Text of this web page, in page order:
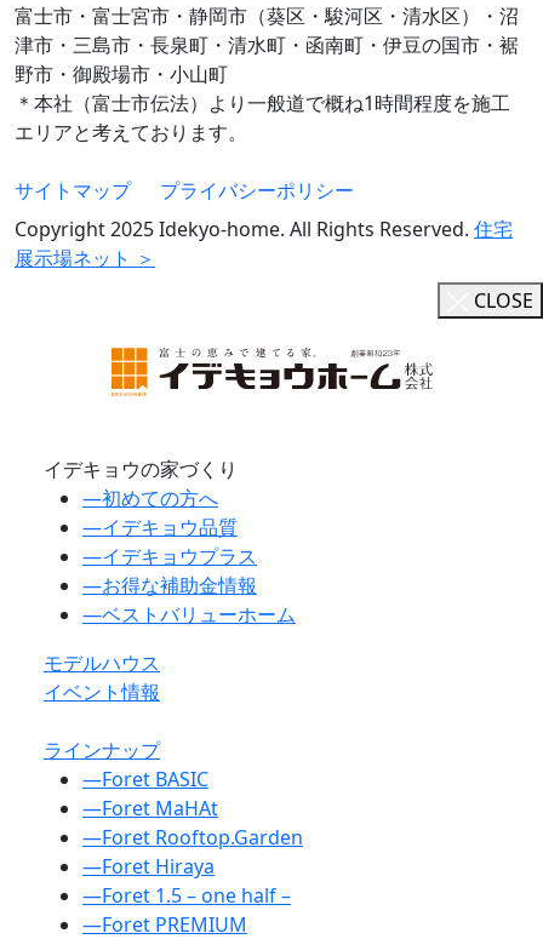
富士市・富士宮市・静岡市（葵区・駿河区・清水区）・沼
津市・三島市・長泉町・清水町・函南町・伊豆の国市・裾
野市・御殿場市・小山町
＊本社（富士市伝法）より一般道で概ね1時間程度を施工
エリアと考えております。
サイトマップ
プライバシーポリシー
Copyright 2025 Idekyo-home. All Rights Reserved. 住宅
展示場ネット ＞
CLOSE
イデキョウの家づくり
―初めての方へ
―イデキョウ品質
―イデキョウプラス
―お得な補助金情報
―ベストバリューホーム
モデルハウス
イベント情報
ラインナップ
―Foret BASIC
―Foret MaHAt
―Foret Rooftop.Garden
―Foret Hiraya
―Foret 1.5 – one half –
―Foret PREMIUM